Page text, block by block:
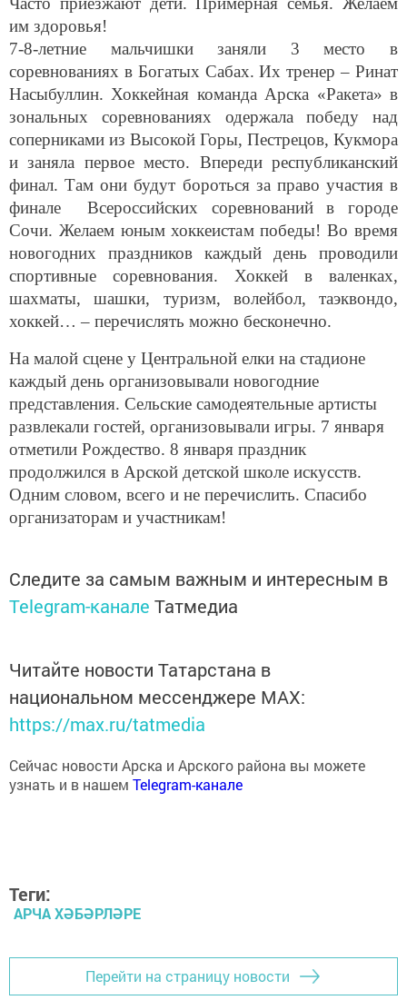
им здоровья!
7-8-летние мальчишки заняли 3 место в
соревнованиях в Богатых Сабах. Их тренер – Ринат
Насыбуллин. Хоккейная команда Арска «Ракета» в
зональных соревнованиях одержала победу над
соперниками из Высокой Горы, Пестрецов, Кукмора
и заняла первое место. Впереди республиканский
финал. Там они будут бороться за право участия в
финале Всероссийских соревнований в городе
Сочи. Желаем юным хоккеистам победы! Во время
новогодних праздников каждый день проводили
спортивные соревнования. Хоккей в валенках,
шахматы, шашки, туризм, волейбол, таэквондо,
хоккей… – перечислять можно бесконечно.
каждый день организовывали новогодние
представления. Сельские самодеятельные артисты
развлекали гостей, организовывали игры. 7 января
отметили Рождество. 8 января праздник
продолжился в Арской детской школе искусств.
Одним словом, всего и не перечислить. Спасибо
организаторам и участникам!
Telegram-каналеТатмедиа
Читайте новости Татарстана в
национальном мессенджере MАХ:
https://max.ru/tatmedia
узнать и в нашемTelegram-канале
АРЧА ХӘБӘРЛӘРЕ
Перейти на страницу новости